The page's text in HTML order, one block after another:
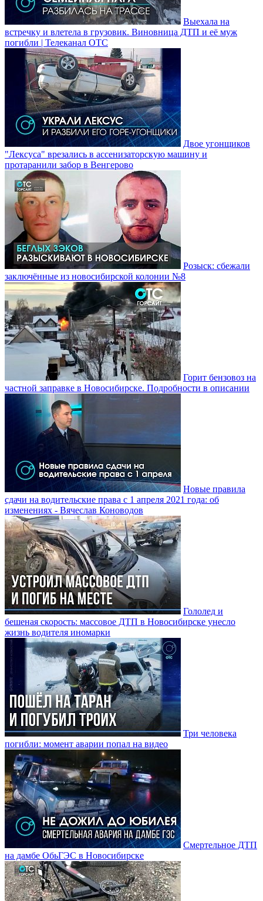
Выехала на
встречку и влетела в грузовик. Виновница ДТП и её муж
погибли | Телеканал ОТС
Двое угонщиков
"Лексуса" врезались в ассенизаторскую машину и
протаранили забор в Венгерово
Розыск: сбежали
заключённые из новосибирской колонии №8
Горит бензовоз на
частной заправке в Новосибирске. Подробности в описании
Новые правила
сдачи на водительские права с 1 апреля 2021 года: об
изменениях - Вячеслав Коноводов
Гололед и
бешеная скорость: массовое ДТП в Новосибирске унесло
жизнь водителя иномарки
Три человека
погибли: момент аварии попал на видео
Смертельное ДТП
на дамбе ОбьГЭС в Новосибирске